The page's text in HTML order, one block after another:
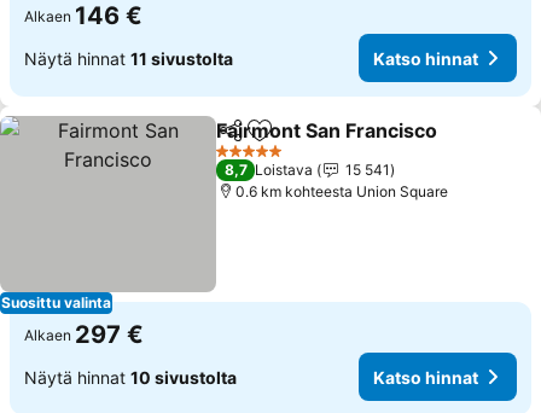
Alkaen 146 €
Näytä hinnat 11 sivustolta Katso hinnat
Suosittu valinta
Jaa Lisää suosikkeihin
Fairmont San Francisco
5 Tähtiluokitus
8,7 Loistava
15 541
0.6 km kohteesta Union Square
Alkaen 297 €
Näytä hinnat 10 sivustolta Katso hinnat